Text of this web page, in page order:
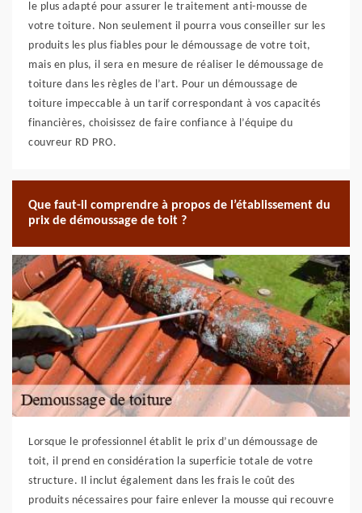
le plus adapté pour assurer le traitement anti-mousse de
votre toiture. Non seulement il pourra vous conseiller sur les
produits les plus fiables pour le démoussage de votre toit,
mais en plus, il sera en mesure de réaliser le démoussage de
toiture dans les règles de l’art. Pour un démoussage de
toiture impeccable à un tarif correspondant à vos capacités
financières, choisissez de faire confiance à l’équipe du
couvreur RD PRO.
Que faut-il comprendre à propos de l’établissement du
prix de démoussage de toit ?
Lorsque le professionnel établit le prix d’un démoussage de
toit, il prend en considération la superficie totale de votre
structure. Il inclut également dans les frais le coût des
produits nécessaires pour faire enlever la mousse qui recouvre